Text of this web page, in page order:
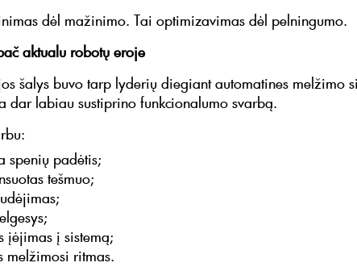
dėl mažinimo. Tai optimizavimas dėl pelningumo.
aktualu robotų eroje
šalys buvo tarp lyderių diegiant automatines melžimo
dar labiau sustiprino funkcionalumo svarbą.
spenių padėtis;
tešmuo;
įėjimas į sistemą;
melžimosi ritmas.